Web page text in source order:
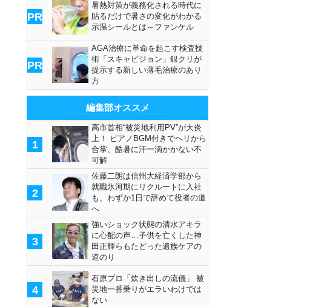
PR
暑熱対策が義務化される時代に
貼るだけで暑さの変化がわかる
示温シールとは～ファンケル
PR
AGA治療に革命を起こす検査技
術「スキャビジョン」銀クリが
提示する新しい薄毛治療のあり
方
編集部オススメ
1
高市首相“被災地利用PV”が大炎
上！ ピアノBGM付きでヘリから
合掌、酷暑に汗一滴かかない不
可解
2
佐藤二朗は信州大経済学部から
就職氷河期にリクルートに入社
も、わずか1日で辞めて役者の道
へ
3
強いショック状態の清水アキラ
に心配の声…子供を亡くした神
田正輝らもたどった遺族ケアの
道のり
4
石原プロ「炊き出しの流儀」 被
災地一番乗りがエラいわけでは
ない